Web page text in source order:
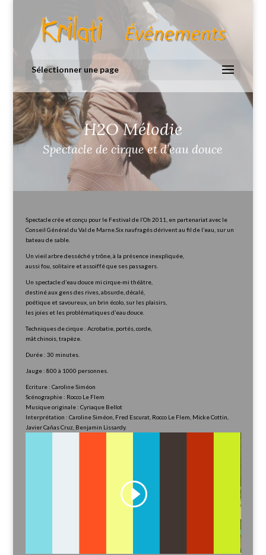
Sélectionner une page
H2O Mélodie
Spectacle de cirque et d’eau douce
Spectacle crée et conçu pour le Festival de l’Oh 2011, en partenariat avec le
Conseil Général du Val de Marne.Six naufragés dérivent au fil de l’eau, sur un
bateau de sable.
Un vieil arbre desséché y trône, à la présence inexpliquée,
aussi fou, solitaire et assoiffé que ses passagers.
Un spectacle d’eau douce mi cirque-mi théâtre,
destiné aux gens des rives, absurde, décalé,
poétique et savoureux, un brin écolo, sur les plaisirs,
les joies et les problématiques d’eau douce.
Techniques de cirque : Acrobatie, portés, corde,
mât chinois, trapèze.
Durée : 30 minutes.
Jauge : 800 à 1000 personnes.
Ecriture : Caroline Siméon
Scénographie : Rocco Le Flem
Musique originale : Cyriaque Bellot
Interprétation : Caroline Siméon, Fred Escurat, Rocco Le Flem, Micke Cottin,
Javier Cañas Cruz, Benjamin Lissardy.